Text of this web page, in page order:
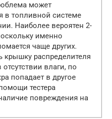
может
в топливной системе
Наиболее вероятен 2-
именно
чаще других.
крышку распределителя
отсутствии влаги, по
попадает в другое
тестера
повреждения на